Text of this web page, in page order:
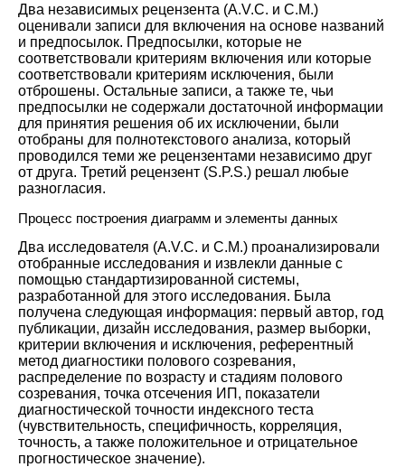
Два независимых рецензента (A.V.C. и C.M.)
оценивали записи для включения на основе названий
и предпосылок. Предпосылки, которые не
соответствовали критериям включения или которые
соответствовали критериям исключения, были
отброшены. Остальные записи, а также те, чьи
предпосылки не содержали достаточной информации
для принятия решения об их исключении, были
отобраны для полнотекстового анализа, который
проводился теми же рецензентами независимо друг
от друга. Третий рецензент (S.P.S.) решал любые
разногласия.
Процесс построения диаграмм и элементы данных
Два исследователя (A.V.C. и C.M.) проанализировали
отобранные исследования и извлекли данные с
помощью стандартизированной системы,
разработанной для этого исследования. Была
получена следующая информация: первый автор, год
публикации, дизайн исследования, размер выборки,
критерии включения и исключения, референтный
метод диагностики полового созревания,
распределение по возрасту и стадиям полового
созревания, точка отсечения ИП, показатели
диагностической точности индексного теста
(чувствительность, специфичность, корреляция,
точность, а также положительное и отрицательное
прогностическое значение).